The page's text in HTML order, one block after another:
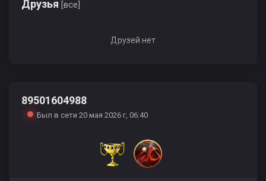
Друзья [все]
Друзей нет
89501604988
Был в сети 20 мая 2026 г, 06:40